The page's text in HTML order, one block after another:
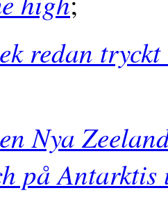
redan
Nya
på Antarktis